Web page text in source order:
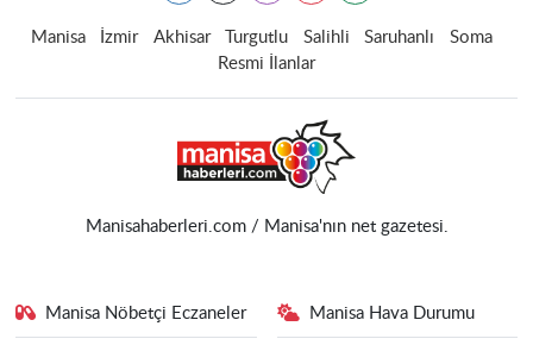
Manisa İzmir Akhisar Turgutlu Salihli Saruhanlı
Soma
Resmi İlanlar
Manisahaberleri.com / Manisa'nın net gazetesi.
Manisa Nöbetçi Eczaneler Manisa Hava Durumu